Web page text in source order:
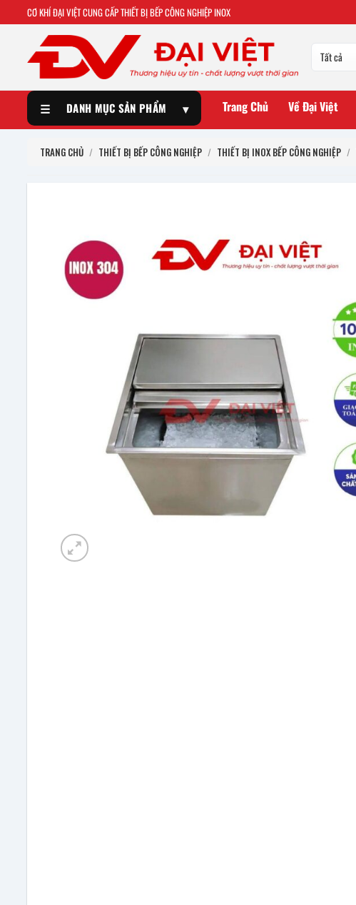
CƠ KHÍ ĐẠI VIỆT CUNG CẤP THIẾT BỊ BẾP CÔNG NGHIỆP INOX
☰ DANH MỤC SẢN PHẨM ▾ Trang Chủ Về Đại Việt
TRANG CHỦ / THIẾT BỊ BẾP CÔNG NGHIỆP / THIẾT BỊ INOX BẾP CÔNG NGHIỆP /